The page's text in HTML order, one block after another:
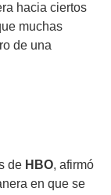
hacia ciertos
muchas
de una
de HBO, afirmó
en que se